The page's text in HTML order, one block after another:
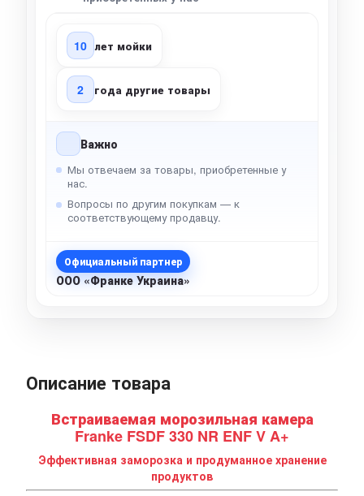
10 лет мойки
2 года другие товары
Важно
Мы отвечаем за товары, приобретенные у
нас.
Вопросы по другим покупкам — к
соответствующему продавцу.
Официальный партнер
ООО «Франке Украина»
Описание товара
Встраиваемая морозильная камера
Franke FSDF 330 NR ENF V A+
Эффективная заморозка и продуманное хранение
продуктов